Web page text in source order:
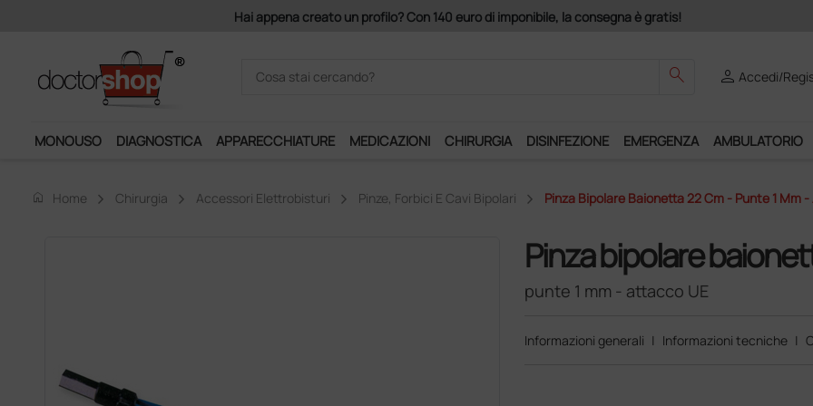
Acquistando il servizio
search personAccedi/
MONOUSO DIAGNOSTICA APPARECCHIATURE MEDICAZIONI CHIRURGIA DISINFEZIONE EMERGENZA AMBULATORIO
home Home Chirurgia Accessori Elettrobisturi Pinze, Forbici E Cavi Bipolari Pinza Bipolare Baionetta 22 Cm - Punte 1 Mm
Pinza bipolare
punte 1 mm - attacco UE
Informazioni generali | Informazioni tecniche |